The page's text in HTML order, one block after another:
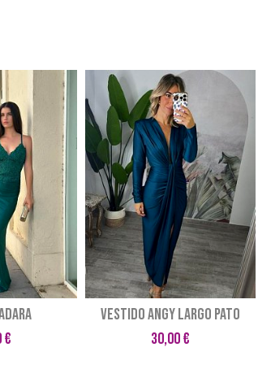
€
VESTIDO ANGY LARGO PATO
30,00 €